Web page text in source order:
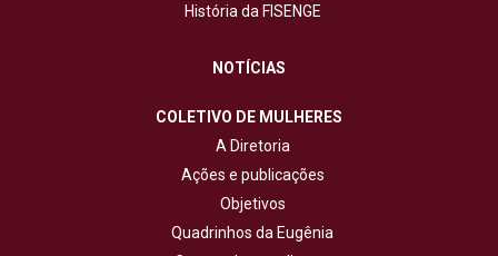
História da FISENGE
NOTÍCIAS
COLETIVO DE MULHERES
A Diretoria
Ações e publicações
Objetivos
Quadrinhos da Eugênia